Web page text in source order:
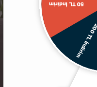
200 TL İndirim
50 TL İndirim